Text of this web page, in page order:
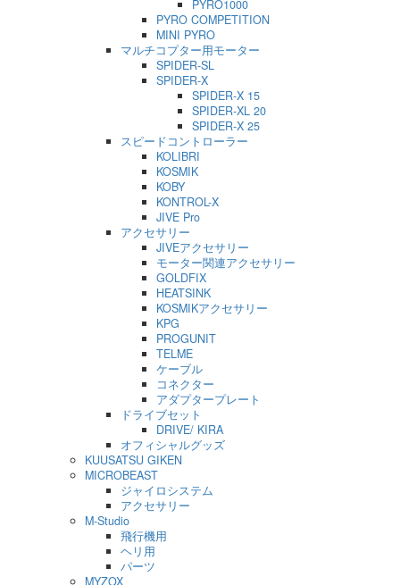
PYRO1000
PYRO COMPETITION
MINI PYRO
マルチコプター用モーター
SPIDER-SL
SPIDER-X
SPIDER-X 15
SPIDER-XL 20
SPIDER-X 25
スピードコントローラー
KOLIBRI
KOSMIK
KOBY
KONTROL-X
JIVE Pro
アクセサリー
JIVEアクセサリー
モーター関連アクセサリー
GOLDFIX
HEATSINK
KOSMIKアクセサリー
KPG
PROGUNIT
TELME
ケーブル
コネクター
アダプタープレート
ドライブセット
DRIVE/ KIRA
オフィシャルグッズ
KUUSATSU GIKEN
MICROBEAST
ジャイロシステム
アクセサリー
M-Studio
飛行機用
ヘリ用
パーツ
MYZOX